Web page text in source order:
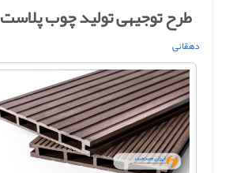
طرح توجیهی تولید چوب پلاست
دهقانی